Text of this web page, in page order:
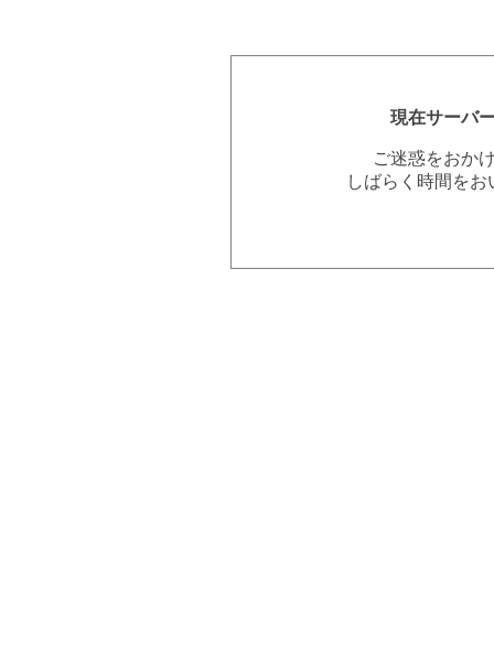
現在サーバ
ご迷惑をおか
しばらく時間を